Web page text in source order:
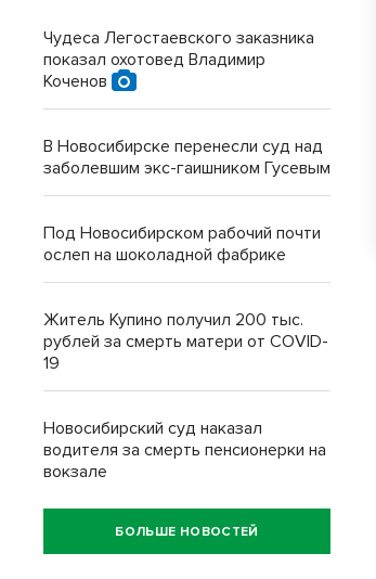
Чудеса Легостаевского заказника
показал охотовед Владимир
Коченов
В Новосибирске перенесли суд над
заболевшим экс-гаишником Гусевым
Под Новосибирском рабочий почти
ослеп на шоколадной фабрике
Житель Купино получил 200 тыс.
рублей за смерть матери от COVID-
19
Новосибирский суд наказал
водителя за смерть пенсионерки на
вокзале
БОЛЬШЕ НОВОСТЕЙ